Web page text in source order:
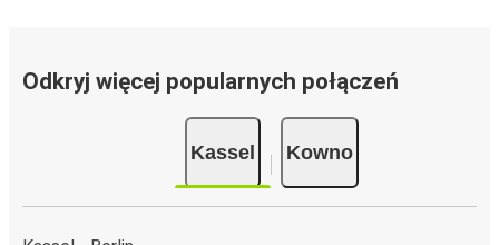
jedynie 22 godziny
Podróż autobusemma mniejszy wpływ na środowisko
niż podróż samochodem czy samolotem. Stale pracujemy
nad tym, by jeszcze bardziej zmniejszać ślad węglowy,
Odkryj więcej popularnych połączeń
Kassel Kowno